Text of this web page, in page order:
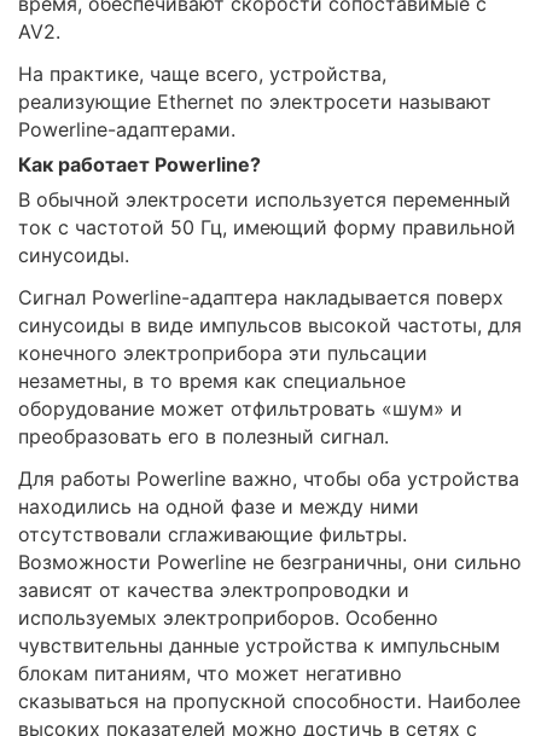
AV2.
На практике, чаще всего, устройства,
реализующие Ethernet по электросети называют
Powerline-адаптерами.
Как работает Powerline?
В обычной электросети используется переменный
ток с частотой 50 Гц, имеющий форму правильной
синусоиды.
Сигнал Powerline-адаптера накладывается поверх
синусоиды в виде импульсов высокой частоты, для
конечного электроприбора эти пульсации
незаметны, в то время как специальное
оборудование может отфильтровать «шум» и
преобразовать его в полезный сигнал.
Для работы Powerline важно, чтобы оба устройства
находились на одной фазе и между ними
отсутствовали сглаживающие фильтры.
Возможности Powerline не безграничны, они сильно
зависят от качества электропроводки и
используемых электроприборов. Особенно
чувствительны данные устройства к импульсным
блокам питаниям, что может негативно
сказываться на пропускной способности. Наиболее
высоких показателей можно достичь в сетях с